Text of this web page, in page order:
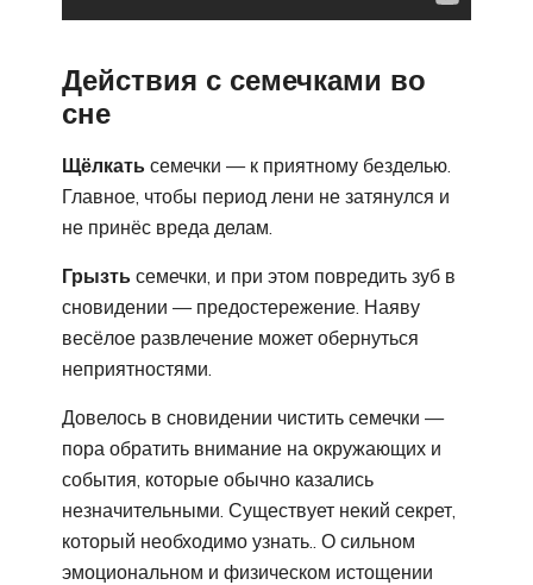
Действия с семечками во
сне
Щёлкать семечки — к приятному безделью.
Главное, чтобы период лени не затянулся и
не принёс вреда делам.
Грызть семечки, и при этом повредить зуб в
сновидении — предостережение. Наяву
весёлое развлечение может обернуться
неприятностями.
Довелось в сновидении чистить семечки —
пора обратить внимание на окружающих и
события, которые обычно казались
незначительными. Существует некий секрет,
который необходимо узнать.. О сильном
эмоциональном и физическом истощении